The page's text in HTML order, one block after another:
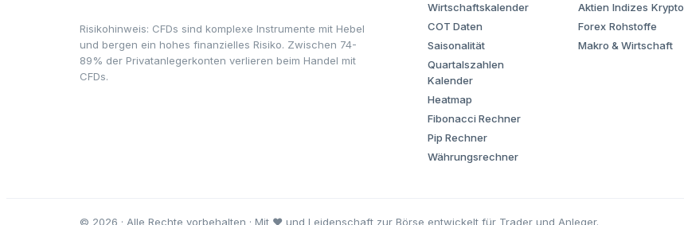
Risikohinweis: CFDs sind komplexe Instrumente mit Hebel
und bergen ein hohes finanzielles Risiko. Zwischen 74-
89% der Privatanlegerkonten verlieren beim Handel mit
CFDs.
Wirtschaftskalender
COT Daten
Saisonalität
Quartalszahlen
Kalender
Heatmap
Fibonacci Rechner
Pip Rechner
Währungsrechner
Aktien Indizes Krypto
Forex Rohstoffe
Makro & Wirtschaft
© 2026 · Alle Rechte vorbehalten · Mit ♥ und Leidenschaft zur Börse entwickelt für Trader und Anleger.